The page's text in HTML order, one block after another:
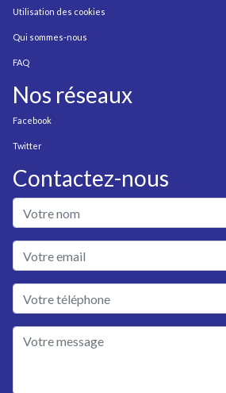
Utilisation des cookies
Qui sommes-nous
FAQ
Nos réseaux
Facebook
Twitter
Contactez-nous